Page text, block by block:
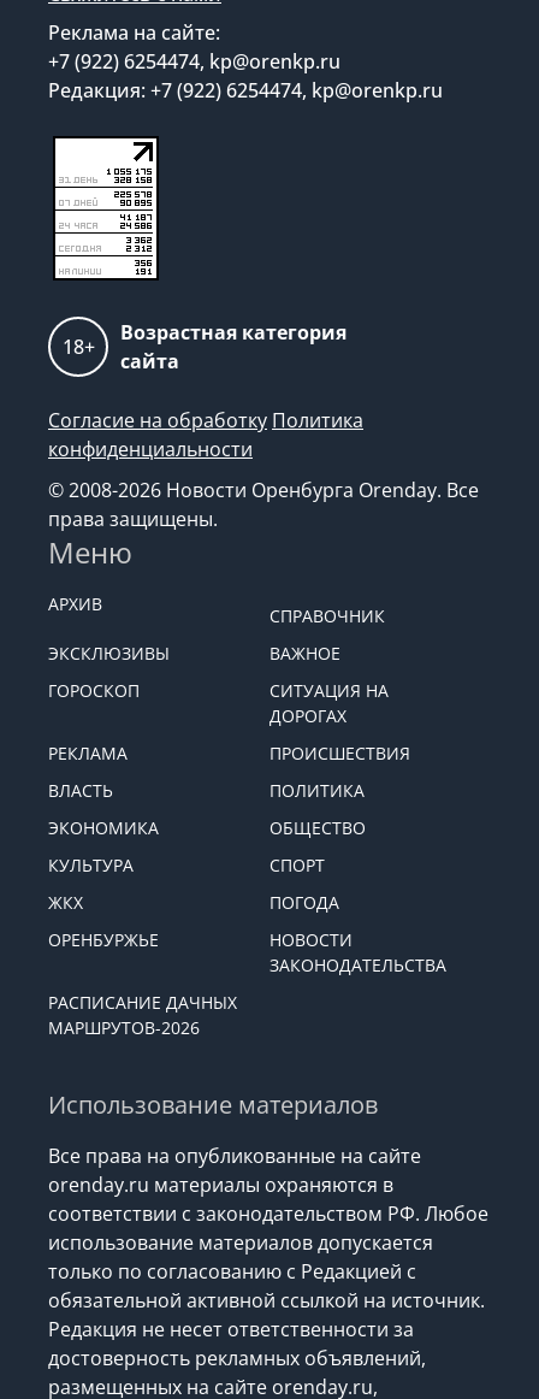
Реклама на сайте:
+7 (922) 6254474, kp@orenkp.ru
Редакция: +7 (922) 6254474, kp@orenkp.ru
18+
Возрастная категория
сайта
Согласие на обработку Политика
конфиденциальности
© 2008-2026 Новости Оренбурга Orenday. Все
права защищены.
Меню
АРХИВ
СПРАВОЧНИК
ЭКСКЛЮЗИВЫ
ВАЖНОЕ
ГОРОСКОП
СИТУАЦИЯ НА
ДОРОГАХ
РЕКЛАМА
ПРОИСШЕСТВИЯ
ВЛАСТЬ
ПОЛИТИКА
ЭКОНОМИКА
ОБЩЕСТВО
КУЛЬТУРА
СПОРТ
ЖКХ
ПОГОДА
ОРЕНБУРЖЬЕ
НОВОСТИ
ЗАКОНОДАТЕЛЬСТВА
РАСПИСАНИЕ ДАЧНЫХ
МАРШРУТОВ-2026
Использование материалов
Все права на опубликованные на сайте
orenday.ru материалы охраняются в
соответствии с законодательством РФ. Любое
использование материалов допускается
только по согласованию с Редакцией с
обязательной активной ссылкой на источник.
Редакция не несет ответственности за
достоверность рекламных объявлений,
размещенных на сайте orenday.ru,